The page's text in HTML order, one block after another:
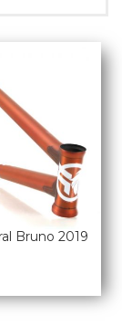
Bruno 2019